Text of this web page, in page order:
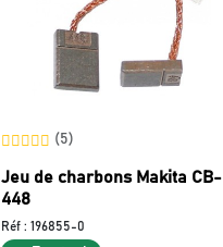
(5)
Jeu de charbons Makita CB-
448
Réf : 196855-0